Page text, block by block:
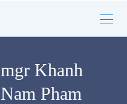
mgr Khanh
Nam Pham